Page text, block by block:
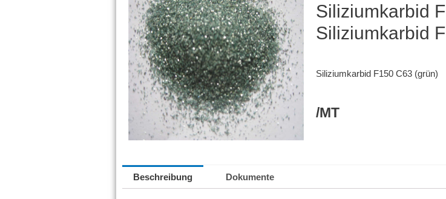
Siliziumkarbid
Siliziumkarbid
Siliziumkarbid F150 C63 (grün)
/MT
Beschreibung Dokumente